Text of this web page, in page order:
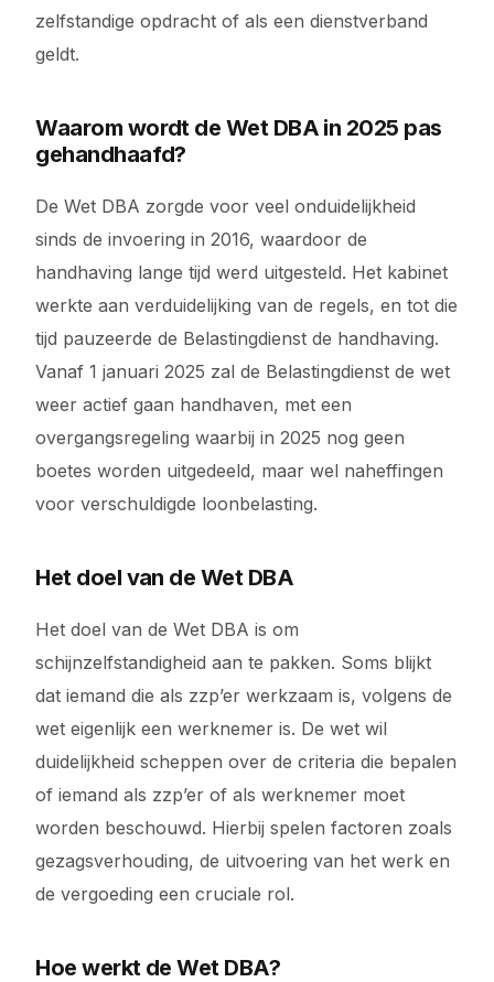
zelfstandige opdracht of als een dienstverband
geldt.
Waarom wordt de Wet DBA in 2025 pas
gehandhaafd?
De Wet DBA zorgde voor veel onduidelijkheid
sinds de invoering in 2016, waardoor de
handhaving lange tijd werd uitgesteld. Het kabinet
werkte aan verduidelijking van de regels, en tot die
tijd pauzeerde de Belastingdienst de handhaving.
Vanaf 1 januari 2025 zal de Belastingdienst de wet
weer actief gaan handhaven, met een
overgangsregeling waarbij in 2025 nog geen
boetes worden uitgedeeld, maar wel naheffingen
voor verschuldigde loonbelasting.
Het doel van de Wet DBA
Het doel van de Wet DBA is om
schijnzelfstandigheid aan te pakken. Soms blijkt
dat iemand die als zzp’er werkzaam is, volgens de
wet eigenlijk een werknemer is. De wet wil
duidelijkheid scheppen over de criteria die bepalen
of iemand als zzp’er of als werknemer moet
worden beschouwd. Hierbij spelen factoren zoals
gezagsverhouding, de uitvoering van het werk en
de vergoeding een cruciale rol.
Hoe werkt de Wet DBA?